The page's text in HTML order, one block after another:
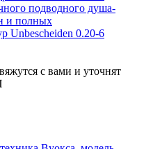
подводного душа-
и полных
Unbescheiden 0.20-6
с вами и уточнят